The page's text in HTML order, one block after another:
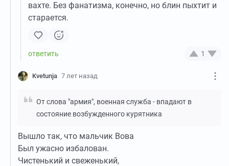
вахте. Без фанатизма, конечно, но блин пыхтит и
старается.
1
Kvetunja 7 лет назад
От слова "армия", военная служба - впадают в
состояние возбужденного курятника
Вышло так, что мальчик Вова
Был ужасно избалован.
Чистенький и свеженький,